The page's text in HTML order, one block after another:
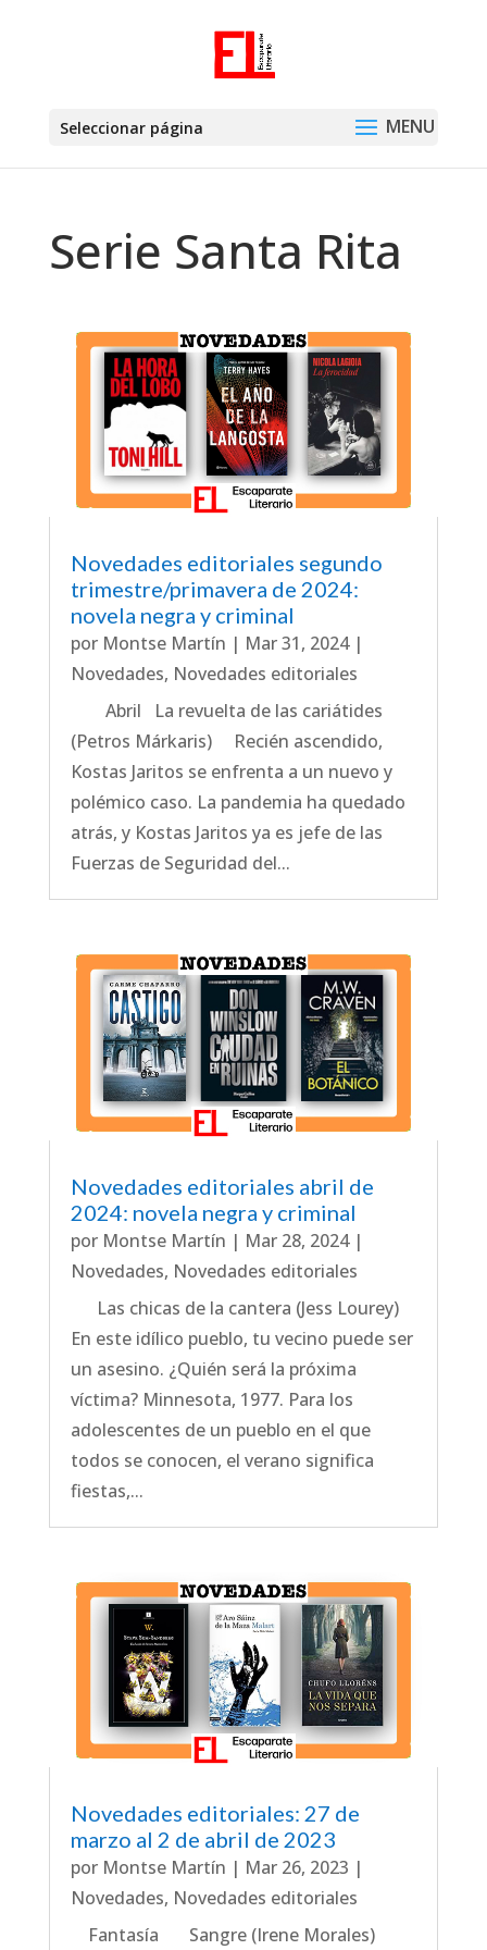
Seleccionar página
Serie Santa Rita
Novedades editoriales segundo
trimestre/primavera de 2024:
novela negra y criminal
por Montse Martín | Mar 31, 2024|
Novedades, Novedades editoriales
Abril La revuelta de las cariátides
(Petros Márkaris) Recién ascendido,
Kostas Jaritos se enfrenta a un nuevo y
polémico caso. La pandemia ha quedado
atrás, y Kostas Jaritos ya es jefe de las
Fuerzas de Seguridad del...
Novedades editoriales abril de
2024: novela negra y criminal
por Montse Martín | Mar 28, 2024|
Novedades, Novedades editoriales
Las chicas de la cantera (Jess Lourey)
En este idílico pueblo, tu vecino puede ser
un asesino. ¿Quién será la próxima
víctima? Minnesota, 1977. Para los
adolescentes de un pueblo en el que
todos se conocen, el verano significa
fiestas,...
Novedades editoriales: 27 de
marzo al 2 de abril de 2023
por Montse Martín | Mar 26, 2023 |
Novedades, Novedades editoriales
Fantasía Sangre (Irene Morales)